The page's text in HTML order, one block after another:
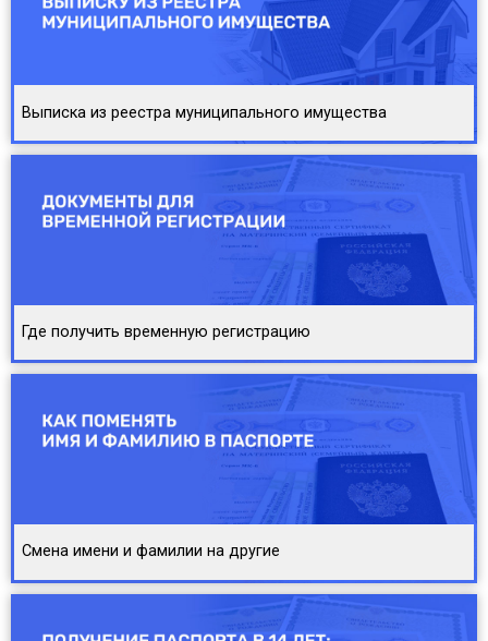
Выписка из реестра муниципального имущества
Где получить временную регистрацию
Смена имени и фамилии на другие